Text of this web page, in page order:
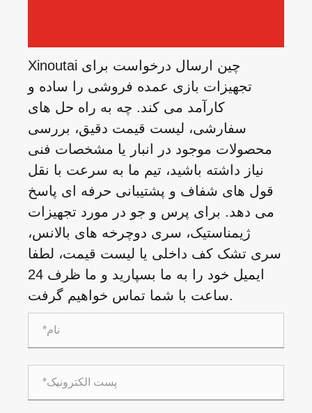
Xinoutai چین ارسال درخواست برای
تجهیزات بازی عمده فروشی را ساده و
کارآمد می کند. چه به راه حل های
سفارشی، لیست قیمت دقیق، بررسی
محصولات موجود در انبار یا مشخصات فنی
نیاز داشته باشید، تیم ما به سرعت با نقل
قول های شفاف و پشتیبانی حرفه ای پاسخ
می دهد. برای پرس و جو در مورد تجهیزات
ژیمناستیک، سری دوچرخه های بالانس،
سری تشک کف داخلی یا لیست قیمت، لطفا
ایمیل خود را به ما بسپارید و ما ظرف 24
ساعت با شما تماس خواهیم گرفت.